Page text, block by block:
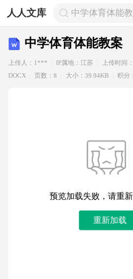
人人文库 中学体育体能
中学体育体能教案
上传人：1*** IP属地：江苏 上传时间
DOCX
页数：8 大小：39.94KB 积分
预览加载失败，请重
重新加载